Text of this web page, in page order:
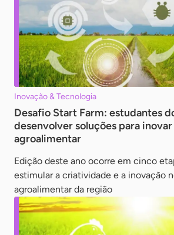
Inovação & Tecnologia
Desafio Start Farm: estudantes
desenvolver soluções para
agroalimentar
Edição deste ano ocorre em cinco
estimular a criatividade e a inovação
agroalimentar da região